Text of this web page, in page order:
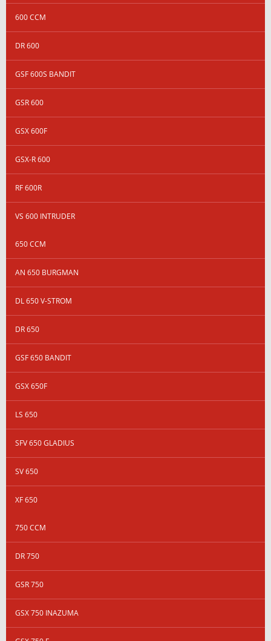
600 CCM
DR 600
GSF 600S BANDIT
GSR 600
GSX 600F
GSX-R 600
RF 600R
VS 600 INTRUDER
650 CCM
AN 650 BURGMAN
DL 650 V-STROM
DR 650
GSF 650 BANDIT
GSX 650F
LS 650
SFV 650 GLADIUS
SV 650
XF 650
750 CCM
DR 750
GSR 750
GSX 750 INAZUMA